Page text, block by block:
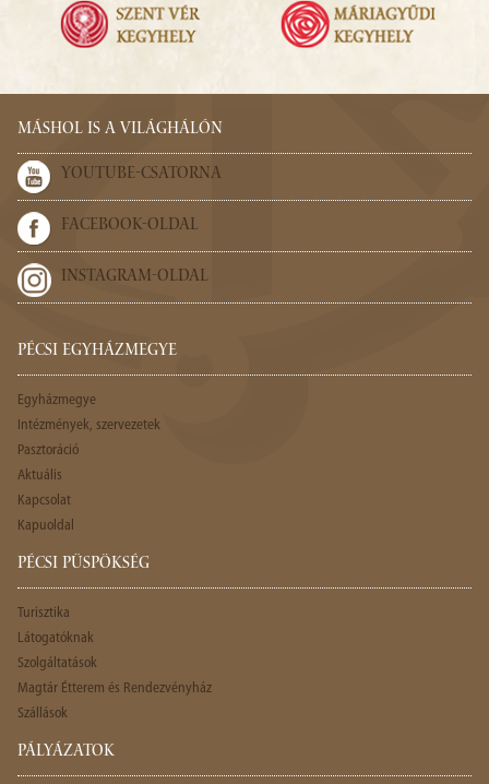
MÁSHOL IS A VILÁGHÁLÓN
YOUTUBE-CSATORNA
FACEBOOK-OLDAL
INSTAGRAM-OLDAL
PÉCSI EGYHÁZMEGYE
Egyházmegye
Intézmények, szervezetek
Pasztoráció
Aktuális
Kapcsolat
Kapuoldal
PÉCSI PÜSPÖKSÉG
Turisztika
Látogatóknak
Szolgáltatások
Magtár Étterem és Rendezvényház
Szállások
PÁLYÁZATOK